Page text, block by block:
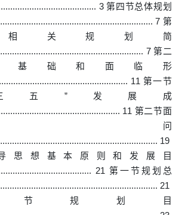
3 第四节总体规划
7 第
关规划简
7 第二
基础和面临形
11 第一节
五”发展成
11 第二节面
问
19
思想基本原则和发展目
21 第一节规划总
21
节规划目